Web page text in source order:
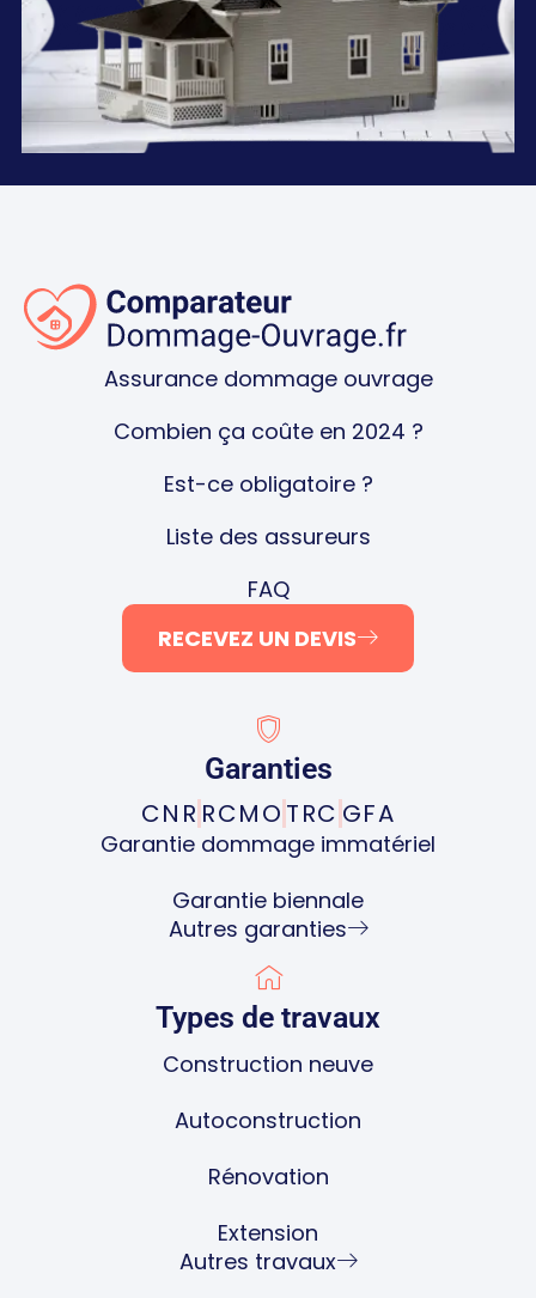
Assurance dommage ouvrage
Combien ça coûte en 2024 ?
Est-ce obligatoire ?
Liste des assureurs
FAQ
RECEVEZ UN DEVIS
Garanties
CNR RCMO TRC GFA
Garantie dommage immatériel
Garantie biennale
Autres garanties
Types de travaux
Construction neuve
Autoconstruction
Rénovation
Extension
Autres travaux